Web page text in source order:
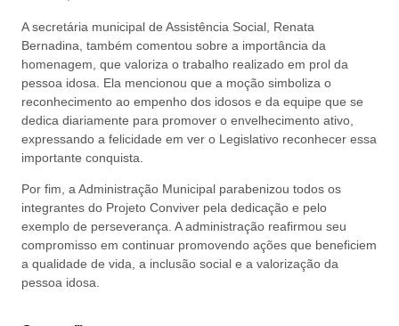
A secretária municipal de Assistência Social, Renata
Bernadina, também comentou sobre a importância da
homenagem, que valoriza o trabalho realizado em prol da
pessoa idosa. Ela mencionou que a moção simboliza o
reconhecimento ao empenho dos idosos e da equipe que se
dedica diariamente para promover o envelhecimento ativo,
expressando a felicidade em ver o Legislativo reconhecer essa
importante conquista.
Por fim, a Administração Municipal parabenizou todos os
integrantes do Projeto Conviver pela dedicação e pelo
exemplo de perseverança. A administração reafirmou seu
compromisso em continuar promovendo ações que beneficiem
a qualidade de vida, a inclusão social e a valorização da
pessoa idosa.